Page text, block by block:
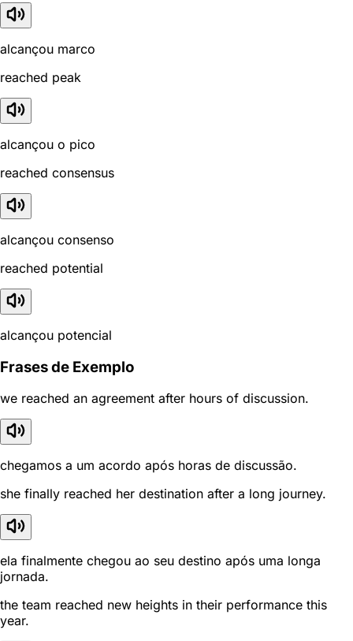
alcançou marco
reached peak
alcançou o pico
reached consensus
alcançou consenso
reached potential
alcançou potencial
Frases de Exemplo
we reached an agreement after hours of discussion.
chegamos a um acordo após horas de discussão.
she finally reached her destination after a long journey.
ela finalmente chegou ao seu destino após uma longa
jornada.
the team reached new heights in their performance this
year.